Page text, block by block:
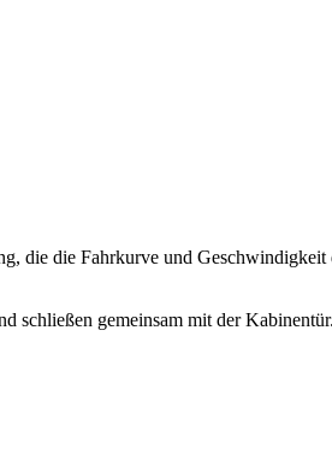
die die Fahrkurve und
schließen gemeinsam mit der Kabinentür.